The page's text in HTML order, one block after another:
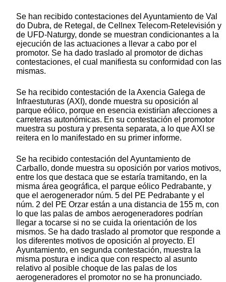
Se han recibido contestaciones del Ayuntamiento de Val
do Dubra, de Retegal, de Cellnex Telecom-Retelevisión y
de UFD-Naturgy, donde se muestran condicionantes a la
ejecución de las actuaciones a llevar a cabo por el
promotor. Se ha dado traslado al promotor de dichas
contestaciones, el cual manifiesta su conformidad con las
mismas.
Se ha recibido contestación de la Axencia Galega de
Infraestuturas (AXI), donde muestra su oposición al
parque eólico, porque en esencia existirían afecciones a
carreteras autonómicas. En su contestación el promotor
muestra su postura y presenta separata, a lo que AXI se
reitera en lo manifestado en su primer informe.
Se ha recibido contestación del Ayuntamiento de
Carballo, donde muestra su oposición por varios motivos,
entre los que destaca que se estaría tramitando, en la
misma área geográfica, el parque eólico Pedrabante, y
que el aerogenerador núm. 5 del PE Pedrabante y el
núm. 2 del PE Orzar están a una distancia de 155 m, con
lo que las palas de ambos aerogeneradores podrían
llegar a tocarse si no se cuida la orientación de los
mismos. Se ha dado traslado al promotor que responde a
los diferentes motivos de oposición al proyecto. El
Ayuntamiento, en segunda contestación, muestra la
misma postura e indica que con respecto al asunto
relativo al posible choque de las palas de los
aerogeneradores el promotor no se ha pronunciado.